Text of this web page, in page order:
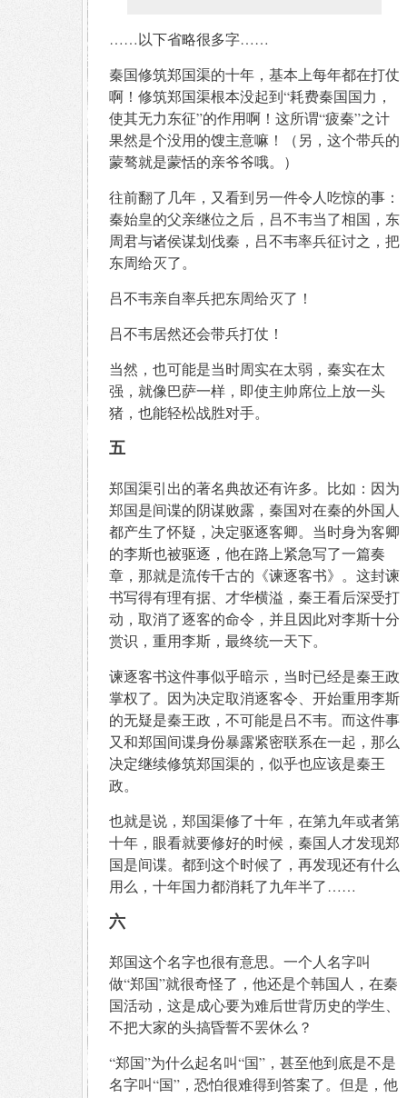
……以下省略很多字……
秦国修筑郑国渠的十年，基本上每年都在打仗
啊！修筑郑国渠根本没起到“耗费秦国国力，
使其无力东征”的作用啊！这所谓“疲秦”之计
果然是个没用的馊主意嘛！（另，这个带兵的
蒙骜就是蒙恬的亲爷爷哦。）
往前翻了几年，又看到另一件令人吃惊的事：
秦始皇的父亲继位之后，吕不韦当了相国，东
周君与诸侯谋划伐秦，吕不韦率兵征讨之，把
东周给灭了。
吕不韦亲自率兵把东周给灭了！
吕不韦居然还会带兵打仗！
当然，也可能是当时周实在太弱，秦实在太
强，就像巴萨一样，即使主帅席位上放一头
猪，也能轻松战胜对手。
五
郑国渠引出的著名典故还有许多。比如：因为
郑国是间谍的阴谋败露，秦国对在秦的外国人
都产生了怀疑，决定驱逐客卿。当时身为客卿
的李斯也被驱逐，他在路上紧急写了一篇奏
章，那就是流传千古的《谏逐客书》。这封谏
书写得有理有据、才华横溢，秦王看后深受打
动，取消了逐客的命令，并且因此对李斯十分
赏识，重用李斯，最终统一天下。
谏逐客书这件事似乎暗示，当时已经是秦王政
掌权了。因为决定取消逐客令、开始重用李斯
的无疑是秦王政，不可能是吕不韦。而这件事
又和郑国间谍身份暴露紧密联系在一起，那么
决定继续修筑郑国渠的，似乎也应该是秦王
政。
也就是说，郑国渠修了十年，在第九年或者第
十年，眼看就要修好的时候，秦国人才发现郑
国是间谍。都到这个时候了，再发现还有什么
用么，十年国力都消耗了九年半了……
六
郑国这个名字也很有意思。一个人名字叫
做“郑国”就很奇怪了，他还是个韩国人，在秦
国活动，这是成心要为难后世背历史的学生、
不把大家的头搞昏誓不罢休么？
“郑国”为什么起名叫“国”，甚至他到底是不是
名字叫“国”，恐怕很难得到答案了。但是，他